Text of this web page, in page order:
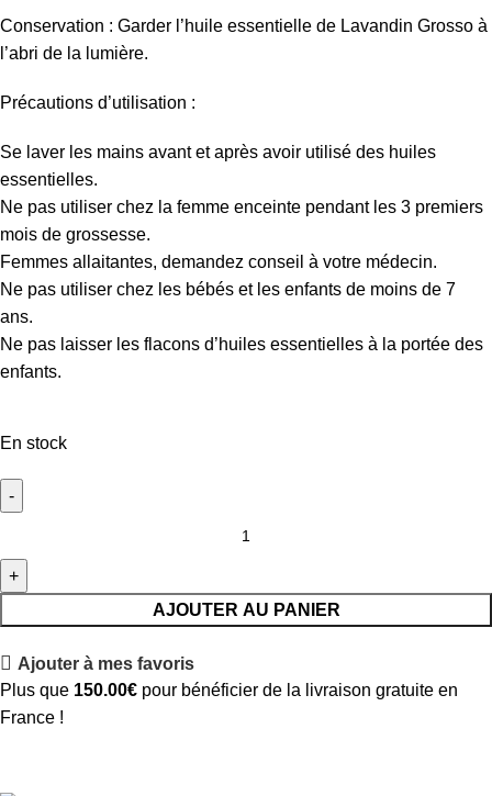
Conservation : Garder l’huile essentielle de Lavandin Grosso à
l’abri de la lumière.
Précautions d’utilisation :
Se laver les mains avant et après avoir utilisé des huiles
essentielles.
Ne pas utiliser chez la femme enceinte pendant les 3 premiers
mois de grossesse.
Femmes allaitantes, demandez conseil à votre médecin.
Ne pas utiliser chez les bébés et les enfants de moins de 7
ans.
Ne pas laisser les flacons d’huiles essentielles à la portée des
enfants.
En stock
AJOUTER AU PANIER
Ajouter à mes favoris
Plus que 150.00€ pour bénéficier de la livraison gratuite en
France !